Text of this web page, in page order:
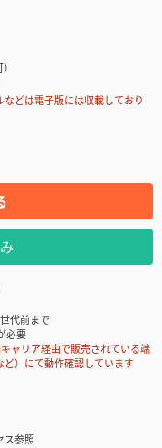
どは電子版には収載しており
代前まで
必要
ャリア経由で販売されている端
ど）にて動作確認しています
ス参照